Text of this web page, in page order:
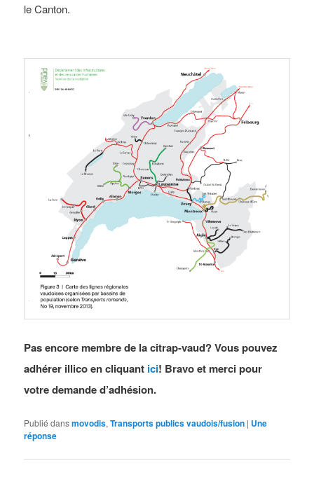
le Canton.
Pas encore membre de la citrap-vaud? Vous pouvez
adhérer illico en cliquant ici! Bravo et merci pour
votre demande d’adhésion.
Publié dansmovodis,Transports publics vaudois/fusion | Une
réponse